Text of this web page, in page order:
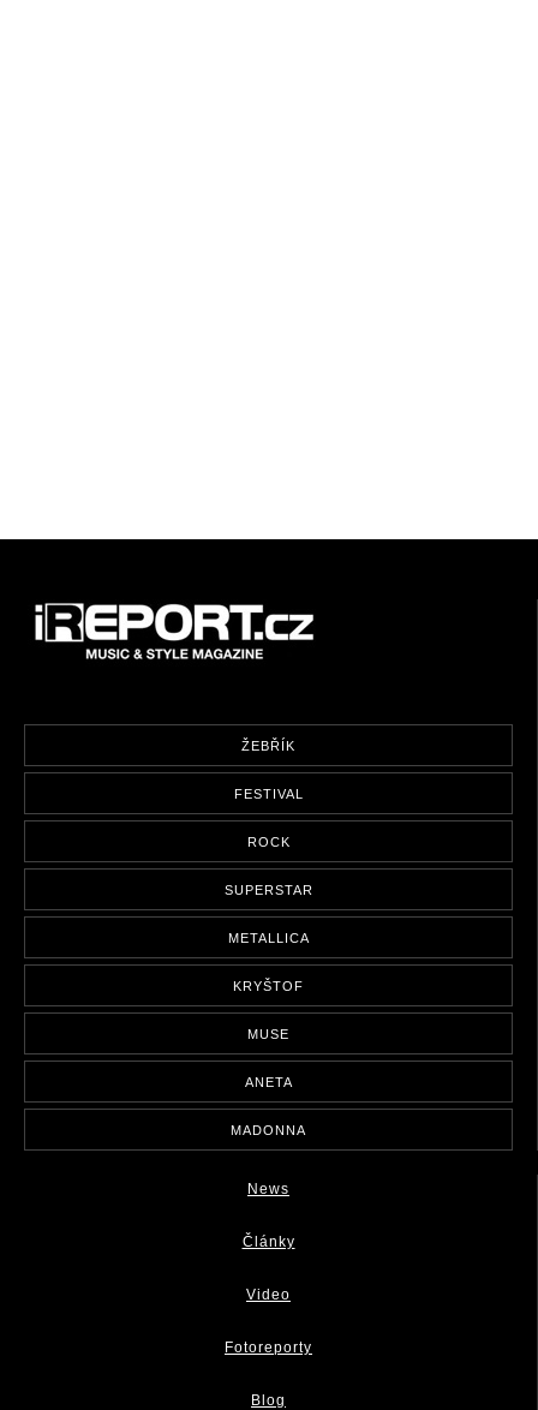
ŽEBŘÍK
FESTIVAL
ROCK
SUPERSTAR
METALLICA
KRYŠTOF
MUSE
ANETA
MADONNA
News
Články
Video
Fotoreporty
Blog